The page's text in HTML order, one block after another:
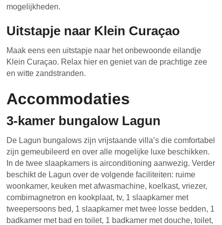
mogelijkheden.
Uitstapje naar Klein Curaçao
Maak eens een uitstapje naar het onbewoonde eilandje
Klein Curaçao. Relax hier en geniet van de prachtige zee
en witte zandstranden.
Accommodaties
3-kamer bungalow Lagun
De Lagun bungalows zijn vrijstaande villa’s die comfortabel
zijn gemeubileerd en over alle mogelijke luxe beschikken.
In de twee slaapkamers is airconditioning aanwezig. Verder
beschikt de Lagun over de volgende faciliteiten: ruime
woonkamer, keuken met afwasmachine, koelkast, vriezer,
combimagnetron en kookplaat, tv, 1 slaapkamer met
tweepersoons bed, 1 slaapkamer met twee losse bedden, 1
badkamer met bad en toilet, 1 badkamer met douche, toilet,